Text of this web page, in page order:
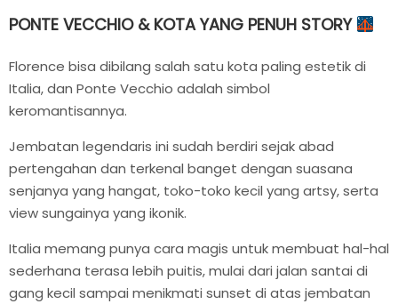
PONTE VECCHIO & KOTA YANG PENUH STORY
Florence bisa dibilang salah satu kota paling estetik di
Italia, dan Ponte Vecchio adalah simbol
keromantisannya.
Jembatan legendaris ini sudah berdiri sejak abad
pertengahan dan terkenal banget dengan suasana
senjanya yang hangat, toko-toko kecil yang artsy, serta
view sungainya yang ikonik.
Italia memang punya cara magis untuk membuat hal-hal
sederhana terasa lebih puitis, mulai dari jalan santai di
gang kecil sampai menikmati sunset di atas jembatan